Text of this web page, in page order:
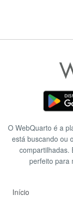
O WebQuarto é a
está buscando ou
compartilhadas.
perfeito para
Início